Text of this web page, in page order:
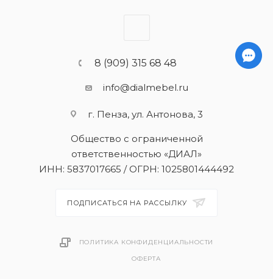
8 (909) 315 68 48
info@dialmebel.ru
г. Пенза, ул. Антонова, 3
Общество с ограниченной
ответственностью «ДИАЛ»
ИНН: 5837017665 / ОГРН: 1025801444492
ПОДПИСАТЬСЯ НА РАССЫЛКУ
ПОЛИТИКА КОНФИДЕНЦИАЛЬНОСТИ
ОФЕРТА